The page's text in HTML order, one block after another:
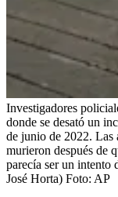
Investigadores
donde se desató un
de junio de 2022. Las
murieron después de
parecía ser un intento
José Horta) Foto: AP